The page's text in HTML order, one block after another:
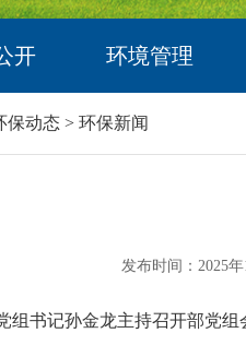
开 环境管理
保动态 > 环保新闻
发布时间：2025
书记孙金龙主持召开部党组